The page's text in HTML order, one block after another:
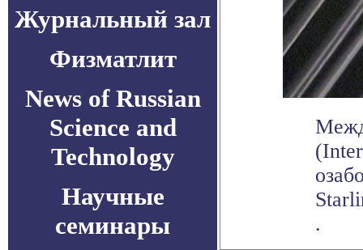
Журнальный зал
Физматлит
News of Russian
Science and
Technology
Научные
семинары
.